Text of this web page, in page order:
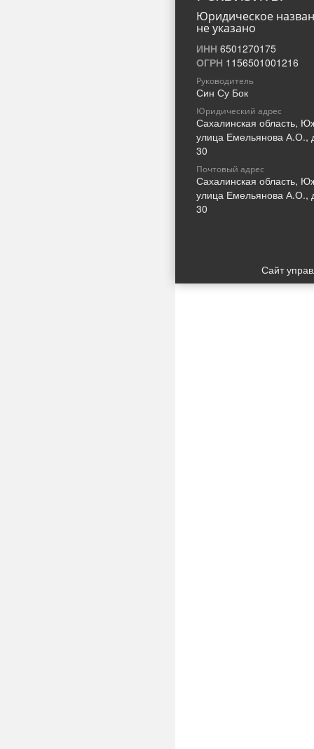
Юридическое
не указано
ИНН 6501270175
ОГРН 1156501001216
Руководитель
Син Су Бок
Юридический адрес
Сахалинская область,
улица Емельянова А.О.,
30
Почтовый адрес
Сахалинская область,
улица Емельянова А.О.,
30
Сайт